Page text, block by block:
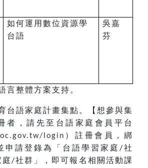
如何運用數位資源學
台語
吳嘉
芬
言整體方案支持。
台語家庭計畫集點。【想參與集
者，請先至台語家庭會員平台
login ）註冊會員，綁
申請登錄為「台語學習家庭 /社
/社群」，即可報名相關活動課